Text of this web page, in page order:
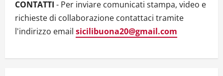
CONTATTI - Per inviare comunicati stampa, video e
richieste di collaborazione contattaci tramite
l'indirizzo email sicilibuona20@gmail.com